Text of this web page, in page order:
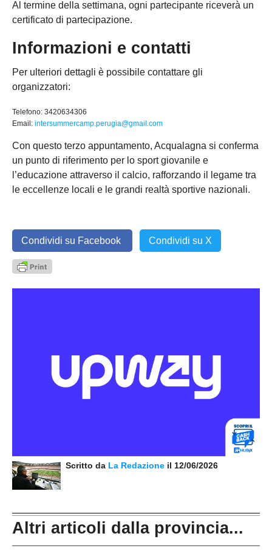
Al termine della settimana, ogni partecipante riceverà un
certificato di partecipazione.
Informazioni e contatti
Per ulteriori dettagli è possibile contattare gli
organizzatori:
Telefono: 3420634306
Email: intersummercamp.perugia@gmail.com
Con questo terzo appuntamento, Acqualagna si conferma
un punto di riferimento per lo sport giovanile e
l’educazione attraverso il calcio, rafforzando il legame tra
le eccellenze locali e le grandi realtà sportive nazionali.
Condividi su Facebook Condividi su X
Scritto da La Redazione il 12/06/2026
Altri articoli dalla provincia...